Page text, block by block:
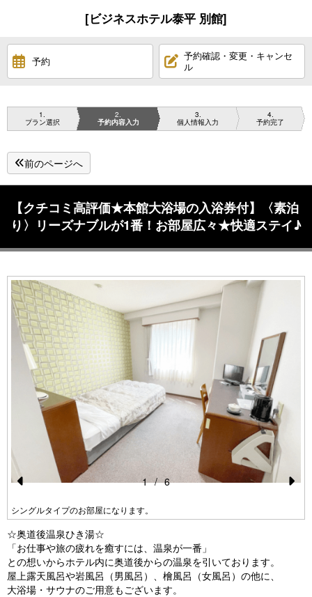
[ビジネスホテル泰平 別館]
予約
予約確認・変更・キャンセ
ル
1
プラン選択
2
予約内容入力
3
個人情報入力
4
予約完了
前のページへ
【クチコミ高評価★本館大浴場の入浴券付】〈素泊
り〉リーズナブルが1番！お部屋広々★快適ステイ♪
e
vi
o
u
シングルタイプのお部屋になります。
e
1 / 6
☆奥道後温泉ひき湯☆
「お仕事や旅の疲れを癒すには、温泉が一番」
との想いからホテル内に奥道後からの温泉を引いております。
屋上露天風呂や岩風呂（男風呂）、檜風呂（女風呂）の他に、
大浴場・サウナのご用意もございます。